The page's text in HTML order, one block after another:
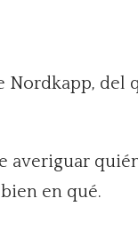
Nordkapp, del
averiguar
en qué.